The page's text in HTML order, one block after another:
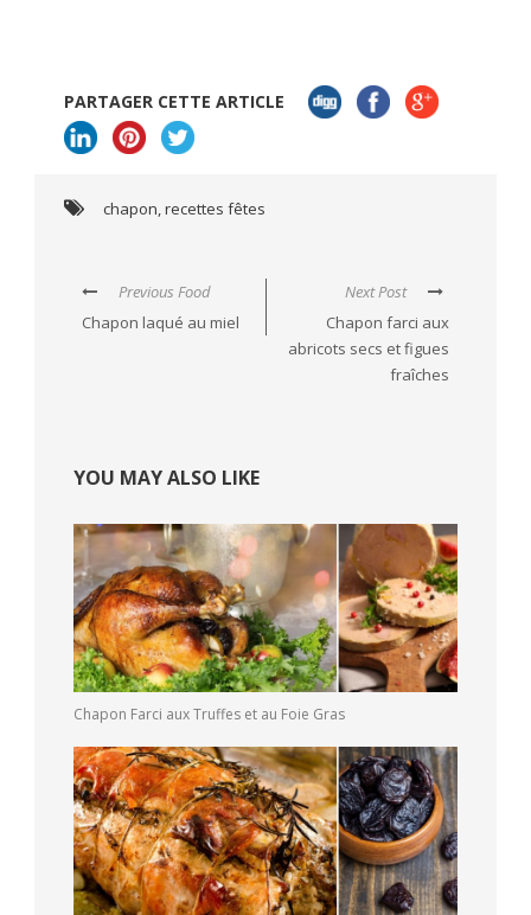
PARTAGER CETTE ARTICLE
chapon recettes fêtes
Previous Food
Chapon laqué au miel
Next Post
Chapon farci aux
abricots secs et figues
fraîches
YOU MAY ALSO LIKE
Chapon Farci aux Truffes et au Foie Gras